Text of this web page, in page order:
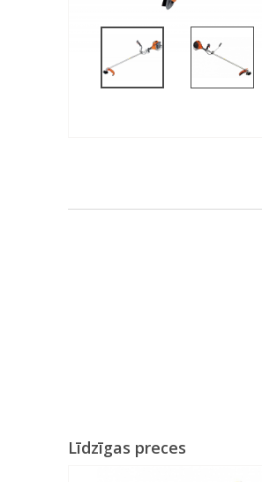
Līdzīgas preces